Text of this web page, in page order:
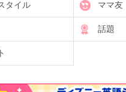
タイル ママ友
話題